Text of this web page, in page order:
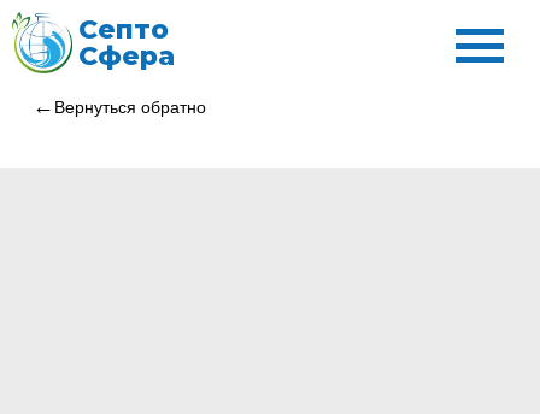
Септо
Сфера
Вернуться обратно